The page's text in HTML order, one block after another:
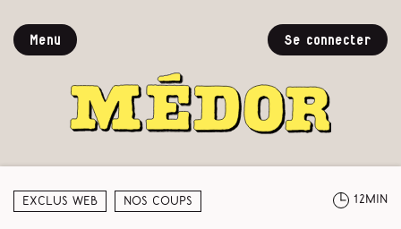
Menu Se connecter
Exclus web Nos coups 12min